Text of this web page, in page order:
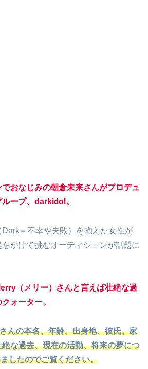
おなじみの朝倉未来さんがプロデュ
ープ、darkidol。
＝不幸や失敗）を抱えた女性が
かけて挑むオーディションが話題に
（メリー）さんと言えば壮絶な過
ォーター。
んの本名、年齢、出身地、彼氏、家
な過去、現在の活動、将来の夢につ
したのでご覧ください。